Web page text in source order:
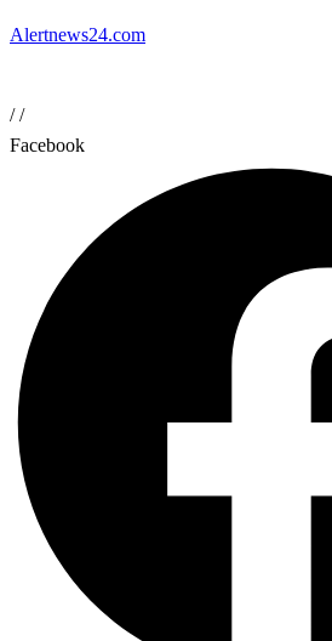
Alertnews24.com
//
Facebook